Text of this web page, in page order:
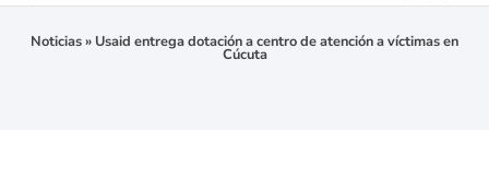
Noticias» Usaid entrega dotación a centro de atención a víctimas en
Cúcuta